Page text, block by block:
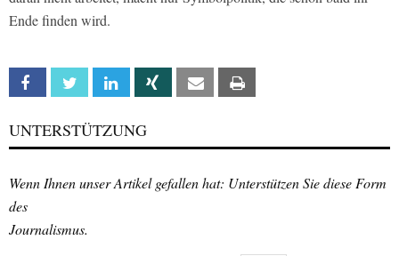
Ende finden wird.
Facebook Twitter Linkedin Xing Email
UNTERSTÜTZUNG
Wenn Ihnen unser Artikel gefallen hat: Unterstützen Sie diese Form
des
Journalismus.